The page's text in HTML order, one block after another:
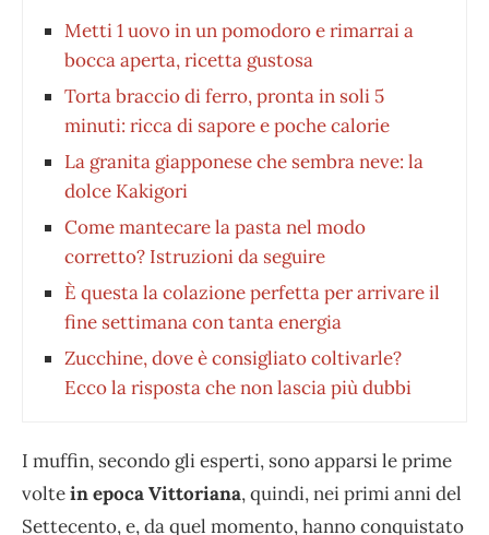
Metti 1 uovo in un pomodoro e rimarrai a
bocca aperta, ricetta gustosa
Torta braccio di ferro, pronta in soli 5
minuti: ricca di sapore e poche calorie
La granita giapponese che sembra neve: la
dolce Kakigori
Come mantecare la pasta nel modo
corretto? Istruzioni da seguire
È questa la colazione perfetta per arrivare il
fine settimana con tanta energia
Zucchine, dove è consigliato coltivarle?
Ecco la risposta che non lascia più dubbi
I muffin, secondo gli esperti, sono apparsi le prime
voltein epoca Vittoriana, quindi, nei primi anni del
Settecento, e, da quel momento, hanno conquistato